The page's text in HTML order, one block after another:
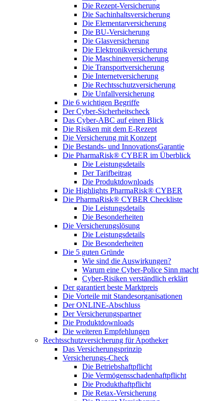
Die Rezept-Versicherung
Die Sachinhaltsversicherung
Die Elementarversicherung
Die BU-Versicherung
Die Glasversicherung
Die Elektronikversicherung
Die Maschinenversicherung
Die Transportversicherung
Die Internetversicherung
Die Rechtsschutzversicherung
Die Unfallversicherung
Die 6 wichtigen Begriffe
Der Cyber-Sicher­heits­check
Das Cyber-ABC auf einen Blick
Die Risiken mit dem E-Rezept
Die Versicherung mit Konzept
Die Bestands- und InnovationsGarantie
Die PharmaRisk® CYBER im Überblick
Die Leistungsdetails
Der Tarifbeitrag
Die Produktdownloads
Die Highlights PharmaRisk® CYBER
Die PharmaRisk® CYBER Checkliste
Die Leistungsdetails
Die Besonderheiten
Die Versicherungslösung
Die Leistungsdetails
Die Besonderheiten
Die 5 guten Gründe
Wie sind die Auswirkungen?
Warum eine Cyber-Police Sinn macht
Cyber-Risiken verständlich erklärt
Der garantiert beste Marktpreis
Die Vorteile mit Standesorganisationen
Der ONLINE-Abschluss
Der Versicherungspartner
Die Produktdownloads
Die weiteren Empfehlungen
Rechtsschutzversicherung für Apotheker
Das Versicherungsprinzip
Versicherungs-Check
Die Betriebshaftpflicht
Die Vermögensschadenhaftpflicht
Die Produkthaftpflicht
Die Retax-Versicherung